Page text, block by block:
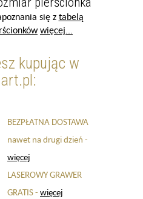
się z tabelą
więcej...
kupując w
BEZPŁATNA DOSTAWA
nawet na drugi dzień -
więcej
LASEROWY GRAWER
GRATIS - więcej